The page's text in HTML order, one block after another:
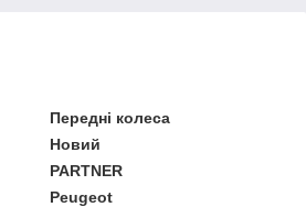
Передні колеса
Новий
PARTNER
Peugeot